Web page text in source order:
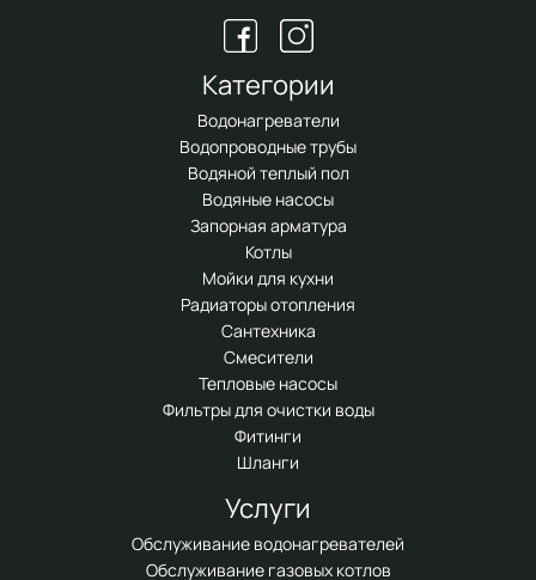
Категории
Водонагреватели
Водопроводные трубы
Водяной теплый пол
Водяные насосы
Запорная арматура
Котлы
Мойки для кухни
Радиаторы отопления
Сантехника
Смесители
Тепловые насосы
Фильтры для очистки воды
Фитинги
Шланги
Услуги
Обслуживание водонагревателей
Обслуживание газовых котлов